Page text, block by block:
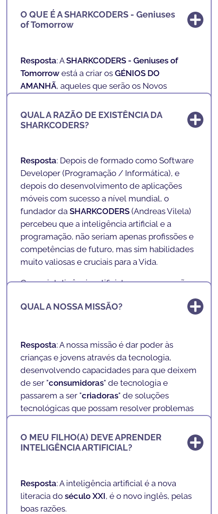
O QUE É A SHARKCODERS - Geniuses
of Tomorrow
Resposta: ASHARKCODERS - Geniuses of
Tomorrow está a criar osGÉNIOS DO
AMANHÃ, aqueles que serão os Novos
Nas nossas escolas, ensinamos inteligência
forma lúdica e divertida. Com uma
metodologia de ensino exclusiva, inovadora e
lúdica preparamos o futuro da nossa
sociedade.
Ensinamos a literacia do futuro de uma forma
divertida!
QUAL A RAZÃO DE EXISTÊNCIA DA
SHARKCODERS?
Resposta: Depois de formado como Software
Developer (Programação / Informática), e
depois do desenvolvimento de aplicações
móveis com sucesso a nível mundial, o
fundador daSHARKCODERS (Andreas Vilela)
percebeu que a inteligência artificial e a
programação, não seriam apenas profissões e
competências de futuro, mas sim habilidades
muito valiosas e cruciais para a Vida.
Com a inteligência artificial e a programação,
problemas, matemática, inglês, concentração,
transversais.
Assim ao fundar aSHARKCODERS , Andreas
juntou o seu conhecimento em programação
com o desejo de permitir que a mesma
pudesse chegar às crianças, em qualquer
parte do mundo.
QUAL A NOSSA MISSÃO?
Resposta: A nossa missão é dar poder às
crianças e jovens através da tecnologia,
desenvolvendo capacidades para que deixem
de ser "consumidoras" de tecnologia e
passarem a ser "criadoras" de soluções
tecnológicas que possam resolver problemas
É também nossa visão e missão permitir
fatores culturais,socio-económicose de
género, tenham acesso à nova literacia de
futuro.
O MEU FILHO(A) DEVE APRENDER
INTELIGÊNCIA ARTIFICIAL?
Resposta: A inteligência artificial é a nova
literacia doséculo XXI, é o novo inglês, pelas
boas razões.